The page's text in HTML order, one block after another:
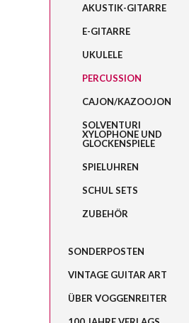
AKUSTIK-GITARRE
E-GITARRE
UKULELE
PERCUSSION
CAJON/KAZOOJON
SOLVENTURI
XYLOPHONE UND
GLOCKENSPIELE
SPIELUHREN
SCHUL SETS
ZUBEHÖR
SONDERPOSTEN
VINTAGE GUITAR ART
ÜBER VOGGENREITER